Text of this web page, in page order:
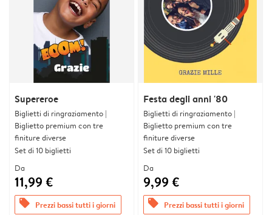
Supereroe
Biglietti di ringraziamento |
Biglietto premium con tre
finiture diverse
Set di 10 biglietti
Da
11,99 €
offers Prezzi bassi tutti i giorni
Festa degli anni '80
Biglietti di ringraziamento |
Biglietto premium con tre
finiture diverse
Set di 10 biglietti
Da
9,99 €
offers Prezzi bassi tutti i giorni